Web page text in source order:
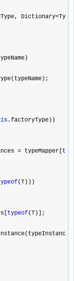
Type, Dictionary<Ty
.factoryType))
= typeMapper[t
(T)))
typeof(T)];